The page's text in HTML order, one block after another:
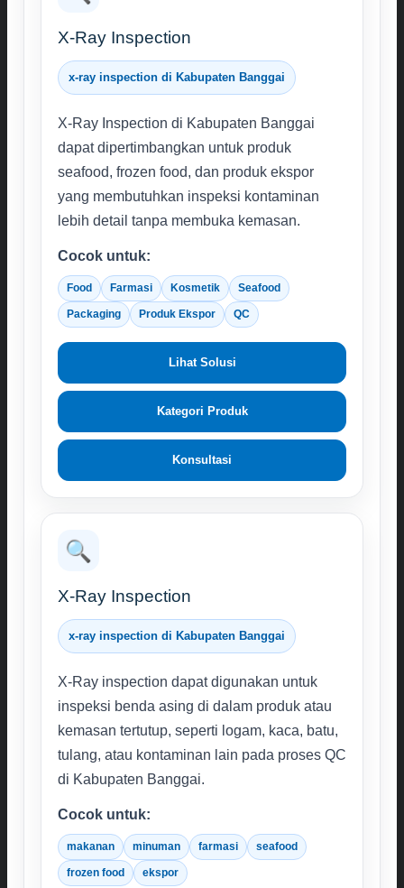
X-Ray Inspection
x-ray inspection di Kabupaten Banggai
X-Ray Inspection di Kabupaten Banggai
dapat dipertimbangkan untuk produk
seafood, frozen food, dan produk ekspor
yang membutuhkan inspeksi kontaminan
lebih detail tanpa membuka kemasan.
Cocok untuk:
Food Farmasi Kosmetik Seafood
Packaging Produk Ekspor QC
Lihat Solusi
Kategori Produk
Konsultasi
🔍
X-Ray Inspection
x-ray inspection di Kabupaten Banggai
X-Ray inspection dapat digunakan untuk
inspeksi benda asing di dalam produk atau
kemasan tertutup, seperti logam, kaca, batu,
tulang, atau kontaminan lain pada proses QC
di Kabupaten Banggai.
Cocok untuk:
makanan minuman farmasi seafood
frozen food ekspor